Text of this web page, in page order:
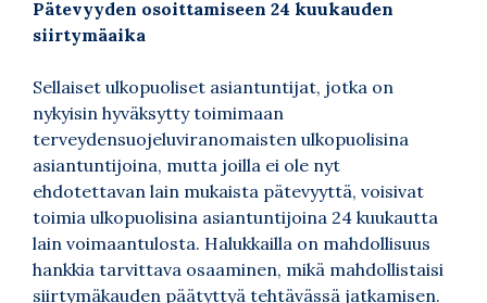
Pätevyyden osoittamiseen 24 kuukauden
siirtymäaika
Sellaiset ulkopuoliset asiantuntijat, jotka on
nykyisin hyväksytty toimimaan
terveydensuojeluviranomaisten ulkopuolisina
asiantuntijoina, mutta joilla ei ole nyt
ehdotettavan lain mukaista pätevyyttä, voisivat
toimia ulkopuolisina asiantuntijoina 24 kuukautta
lain voimaantulosta. Halukkailla on mahdollisuus
hankkia tarvittava osaaminen, mikä mahdollistaisi
siirtymäkauden päätyttyä tehtävässä jatkamisen.